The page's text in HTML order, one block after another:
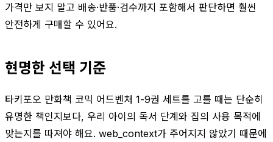
가격만 보지 말고 배송·반품·검수까지 포함해서 판단하면 훨씬
안전하게 구매할 수 있어요.
현명한 선택 기준
타키포오 만화책 코믹 어드벤처 1-9권 세트를 고를 때는 단순히
유명한 책인지보다, 우리 아이의 독서 단계와 집의 사용 목적에
맞는지를 따져야 해요. web_context가 주어지지 않았기 때문에